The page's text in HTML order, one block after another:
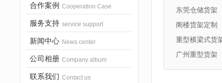
合作案例 Cooperation Case
服务支持 service support
新闻中心 News center
公司相册 Company album
联系我们 Contact us
东莞仓储货架
阁楼货架定制
重型横梁式货
广州重型货架